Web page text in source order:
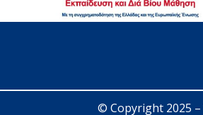
© Copyright 2025 –